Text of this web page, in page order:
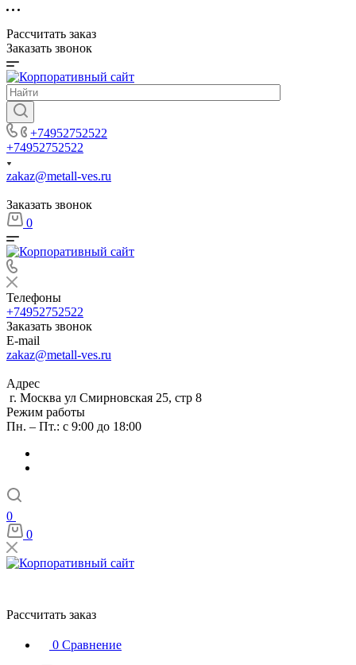
Рассчитать заказ
Заказать звонок
+74952752522
+74952752522
zakaz@metall-ves.ru
Заказать звонок
0
Телефоны
+74952752522
Заказать звонок
E-mail
zakaz@metall-ves.ru
Адрес
г. Москва ул Смирновская 25, стр 8
Режим работы
Пн. – Пт.: с 9:00 до 18:00
0
0
Рассчитать заказ
0 Сравнение